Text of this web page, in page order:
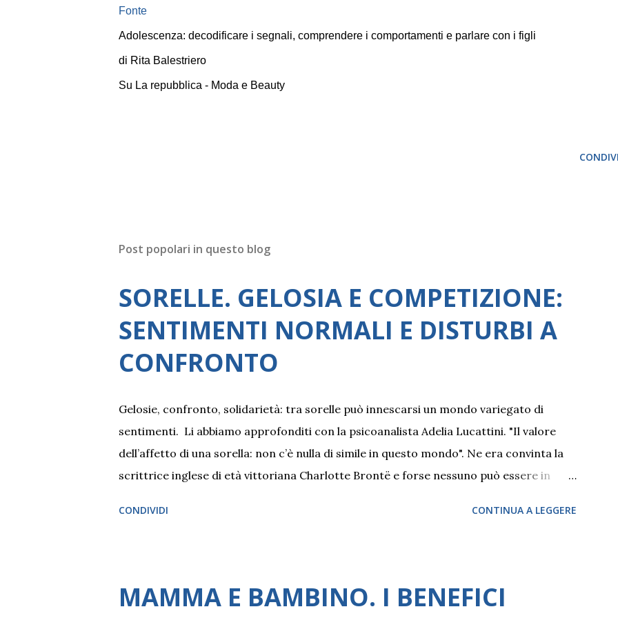
Fonte
Adolescenza: decodificare i segnali, comprendere i comportamenti e parlare con i figli
di Rita Balestriero
Su La repubblica - Moda e Beauty
Post popolari in questo blog
SORELLE. GELOSIA E COMPETIZIONE:
SENTIMENTI NORMALI E DISTURBI A
CONFRONTO
Gelosie, confronto, solidarietà: tra sorelle può innescarsi un mondo variegato di
sentimenti. Li abbiamo approfonditi con la psicoanalista Adelia Lucattini. "Il valore
dell’affetto di una sorella: non c’è nulla di simile in questo mondo". Ne era convinta la
scrittrice inglese di età vittoriana Charlotte Brontë e forse nessuno può essere in
dei meccanismi delicati di paragone, a volte di competizione. Il pretesto per
affrontare la sfera delle relazioni tra sorelle la offrono due top model di punta del
CONDIVIDI CONTINUA A LEGGERE
MAMMA E BAMBINO. I BENEFICI